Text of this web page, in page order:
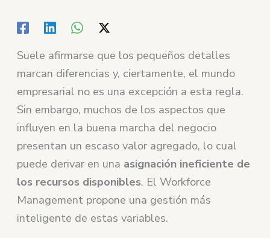
Suele afirmarse que los pequeños detalles
marcan diferencias y, ciertamente, el mundo
empresarial no es una excepción a esta regla.
Sin embargo, muchos de los aspectos que
influyen en la buena marcha del negocio
presentan un escaso valor agregado, lo cual
puede derivar en una asignación ineficiente de
los recursos disponibles. El Workforce
Management propone una gestión más
inteligente de estas variables.